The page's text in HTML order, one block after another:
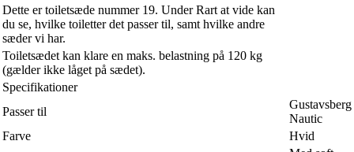
Dette er toiletsæde nummer 19. Under Rart at vide kan
du se, hvilke toiletter det passer til, samt hvilke andre
sæder vi har.
Toiletsædet kan klare en maks. belastning på 120 kg
(gælder ikke låget på sædet).
Specifikationer
Passer til
Gustavsberg
Nautic
Farve
Hvid